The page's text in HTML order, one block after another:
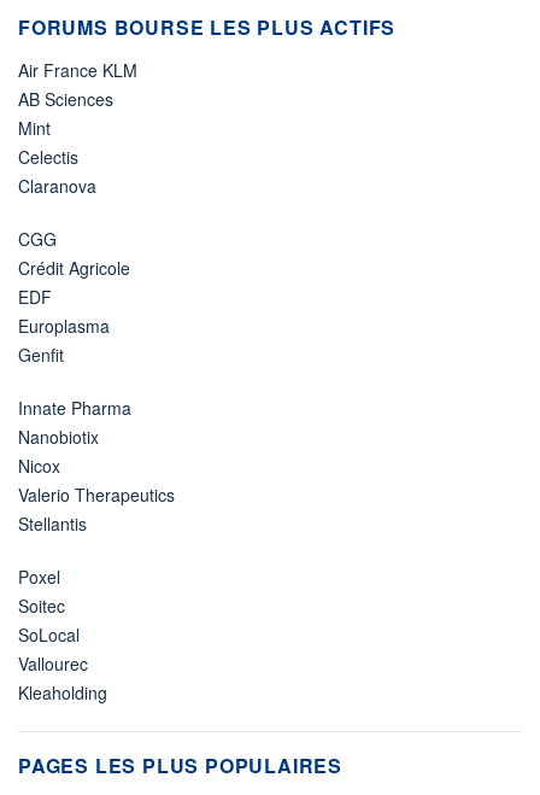
FORUMS BOURSE LES PLUS ACTIFS
Air France KLM
AB Sciences
Mint
Celectis
Claranova
CGG
Crédit Agricole
EDF
Europlasma
Genfit
Innate Pharma
Nanobiotix
Nicox
Valerio Therapeutics
Stellantis
Poxel
Soitec
SoLocal
Vallourec
Kleaholding
PAGES LES PLUS POPULAIRES